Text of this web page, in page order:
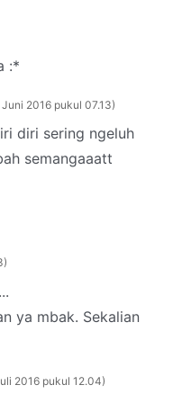
:*
2016 pukul 07.13
diri sering ngeluh
semangaaatt
ya mbak. Sekalian
2016 pukul 12.04